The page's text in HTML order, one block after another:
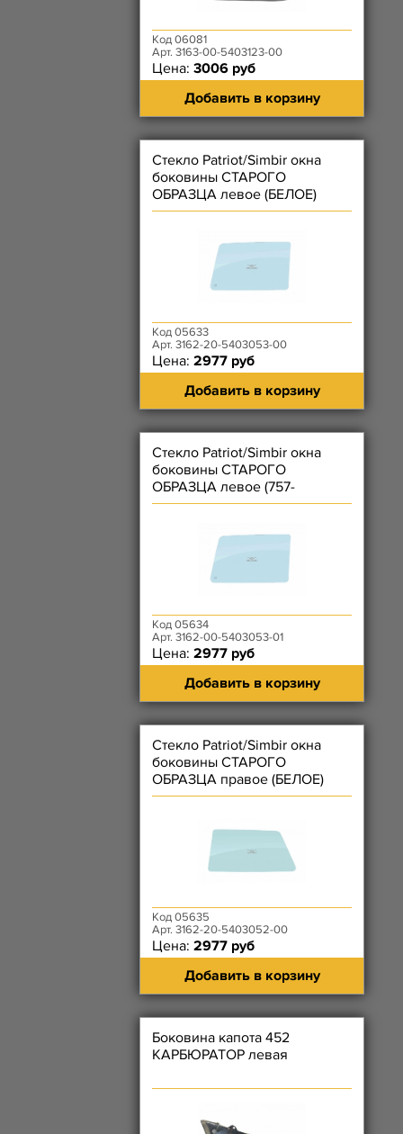
Код 06081
Арт. 3163-00-5403123-00
Цена: 3006 руб
Добавить в корзину
Стекло Patriot/Simbir окна
боковины СТАРОГО
ОБРАЗЦА левое (БЕЛОЕ)
Код 05633
Арт. 3162-20-5403053-00
Цена: 2977 руб
Добавить в корзину
Стекло Patriot/Simbir окна
боковины СТАРОГО
ОБРАЗЦА левое (757-
785)х492 мм - (ЗЕЛЕНОЕ)
Код 05634
Арт. 3162-00-5403053-01
Цена: 2977 руб
Добавить в корзину
Стекло Patriot/Simbir окна
боковины СТАРОГО
ОБРАЗЦА правое (БЕЛОЕ)
Код 05635
Арт. 3162-20-5403052-00
Цена: 2977 руб
Добавить в корзину
Боковина капота 452
КАРБЮРАТОР левая